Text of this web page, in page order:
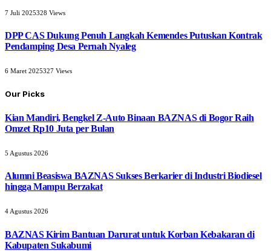
7 Juli 2025328 Views
DPP CAS Dukung Penuh Langkah Kemendes Putuskan Kontrak
Pendamping Desa Pernah Nyaleg
6 Maret 2025327 Views
Our Picks
Kian Mandiri, Bengkel Z-Auto Binaan BAZNAS di Bogor Raih
Omzet Rp10 Juta per Bulan
5 Agustus 2026
Alumni Beasiswa BAZNAS Sukses Berkarier di Industri Biodiesel
hingga Mampu Berzakat
4 Agustus 2026
BAZNAS Kirim Bantuan Darurat untuk Korban Kebakaran di
Kabupaten Sukabumi